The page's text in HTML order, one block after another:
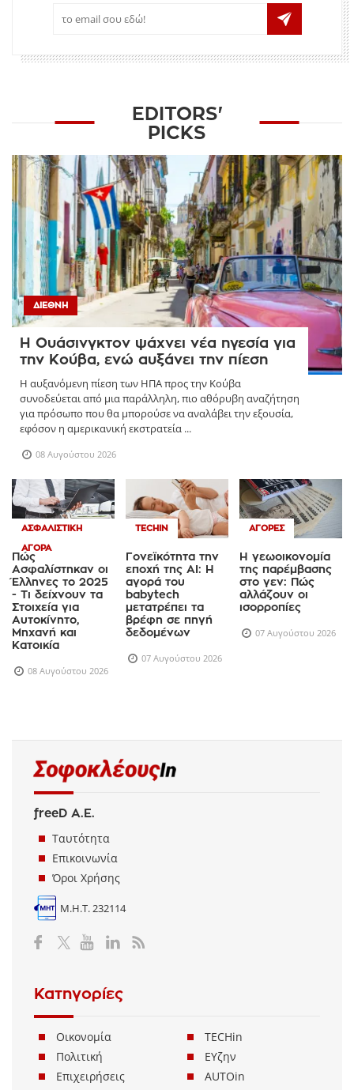
EDITORS'
PICKS
ΔΙΕΘΝΉ
Η Ουάσινγκτον ψάχνει νέα ηγεσία για
την Κούβα, ενώ αυξάνει την πίεση
Η αυξανόμενη πίεση των ΗΠΑ προς την Κούβα
συνοδεύεται από μια παράλληλη, πιο αθόρυβη αναζήτηση
για πρόσωπο που θα μπορούσε να αναλάβει την εξουσία,
εφόσον η αμερικανική εκστρατεία ...
08 Αυγούστου 2026
ΑΣΦΑΛΙΣΤΙΚΉ
ΑΓΟΡΆ
Πώς
Ασφαλίστηκαν οι
Έλληνες το 2025
- Τι δείχνουν τα
Στοιχεία για
Αυτοκίνητο,
Μηχανή και
Κατοικία
08 Αυγούστου 2026
TECHIN
Γονεϊκότητα την
εποχή της AI: Η
αγορά του
babytech
μετατρέπει τα
βρέφη σε πηγή
δεδομένων
07 Αυγούστου 2026
ΑΓΟΡΈΣ
Η γεωοικονομία
της παρέμβασης
στο γεν: Πώς
αλλάζουν οι
ισορροπίες
07 Αυγούστου 2026
freeD Α.Ε.
Ταυτότητα
Επικοινωνία
Όροι Χρήσης
Μ.Η.Τ. 232114
Κατηγορίες
Οικονομία
Πολιτική
Επιχειρήσεις
TECHin
ΕΥζην
AUTOin